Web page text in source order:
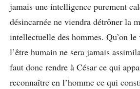
jamais une intelligence purement
désincarnée ne viendra détrôner la
intellectuelle des hommes. Qu’on
l’être humain ne sera jamais
faut donc rendre à César ce qui
reconnaître en l’homme ce qui